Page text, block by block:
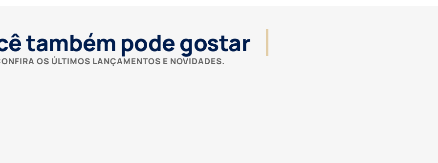
também pode gostar
OS ÚLTIMOS LANÇAMENTOS E NOVIDADES.